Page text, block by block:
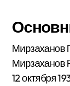
Мирзаханов
Мирзаханов
12 октября